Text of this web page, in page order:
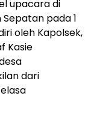
upacara di
pada 1
oleh Kapolsek,
Kasie
dari